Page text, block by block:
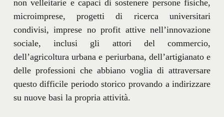
non velleitarie e capaci di sostenere persone fisiche,
microimprese, progetti di ricerca universitari
condivisi, imprese no profit attive nell’innovazione
sociale, inclusi gli attori del commercio,
dell’agricoltura urbana e periurbana, dell’artigianato e
delle professioni che abbiano voglia di attraversare
questo difficile periodo storico provando a indirizzare
su nuove basi la propria attività.